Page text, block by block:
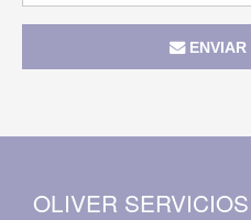
ENVIAR
OLIVER